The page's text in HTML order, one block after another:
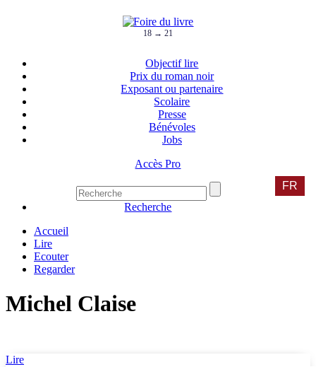
18 → 21
Objectif lire
Prix du roman noir
Exposant ou partenaire
Scolaire
Presse
Bénévoles
Jobs
Accès Pro
FR
Recherche
Accueil
Lire
Ecouter
Regarder
Michel Claise
Lire